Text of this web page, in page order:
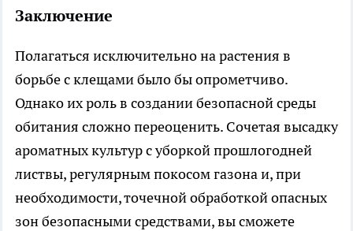
Заключение
Полагаться исключительно на растения в
борьбе с клещами было бы опрометчиво.
Однако их роль в создании безопасной среды
обитания сложно переоценить. Сочетая высадку
ароматных культур с уборкой прошлогодней
листвы, регулярным покосом газона и, при
необходимости, точечной обработкой опасных
зон безопасными средствами, вы сможете